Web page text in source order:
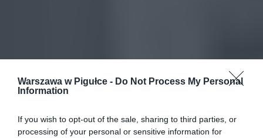
Warszawa w Pigułce - Do Not Process My Personal
Information
If you wish to opt-out of the sale, sharing to third parties, or
processing of your personal or sensitive information for